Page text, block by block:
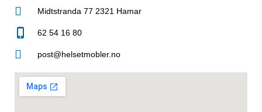
Midtstranda 77 2321 Hamar
62 54 16 80
post@helsetmobler.no